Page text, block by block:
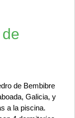
de Bembibre
Galicia, y
a la piscina.